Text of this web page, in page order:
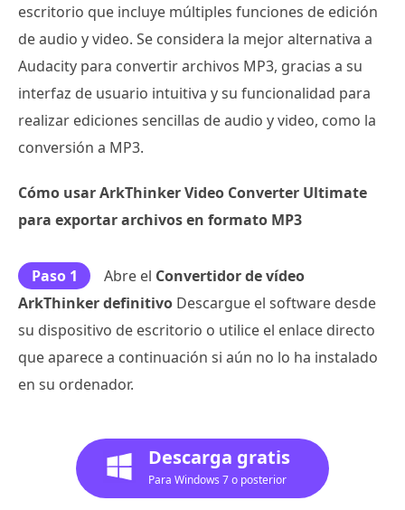
escritorio que incluye múltiples funciones de edición
de audio y video. Se considera la mejor alternativa a
Audacity para convertir archivos MP3, gracias a su
interfaz de usuario intuitiva y su funcionalidad para
realizar ediciones sencillas de audio y video, como la
conversión a MP3.
Cómo usar ArkThinker Video Converter Ultimate
para exportar archivos en formato MP3
Paso 1 Abre el Convertidor de vídeo
ArkThinker definitivo Descargue el software desde
su dispositivo de escritorio o utilice el enlace directo
que aparece a continuación si aún no lo ha instalado
en su ordenador.
Descarga gratis
Para Windows 7 o posterior